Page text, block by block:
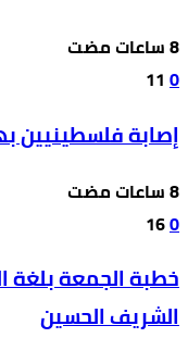
0
11
إصابة
0
16
خطبة الجمعة بلغة
الشريف الحسين